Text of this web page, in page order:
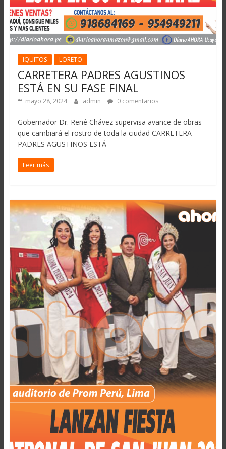
IQUITOS LORETO
CARRETERA PADRES AGUSTINOS
ESTÁ EN SU FASE FINAL
mayo 28, 2024 admin 0 comentarios
Gobernador Dr. René Chávez supervisa avance de obras
que cambiará el rostro de toda la ciudad CARRETERA
PADRES AGUSTINOS ESTÁ
Leer más